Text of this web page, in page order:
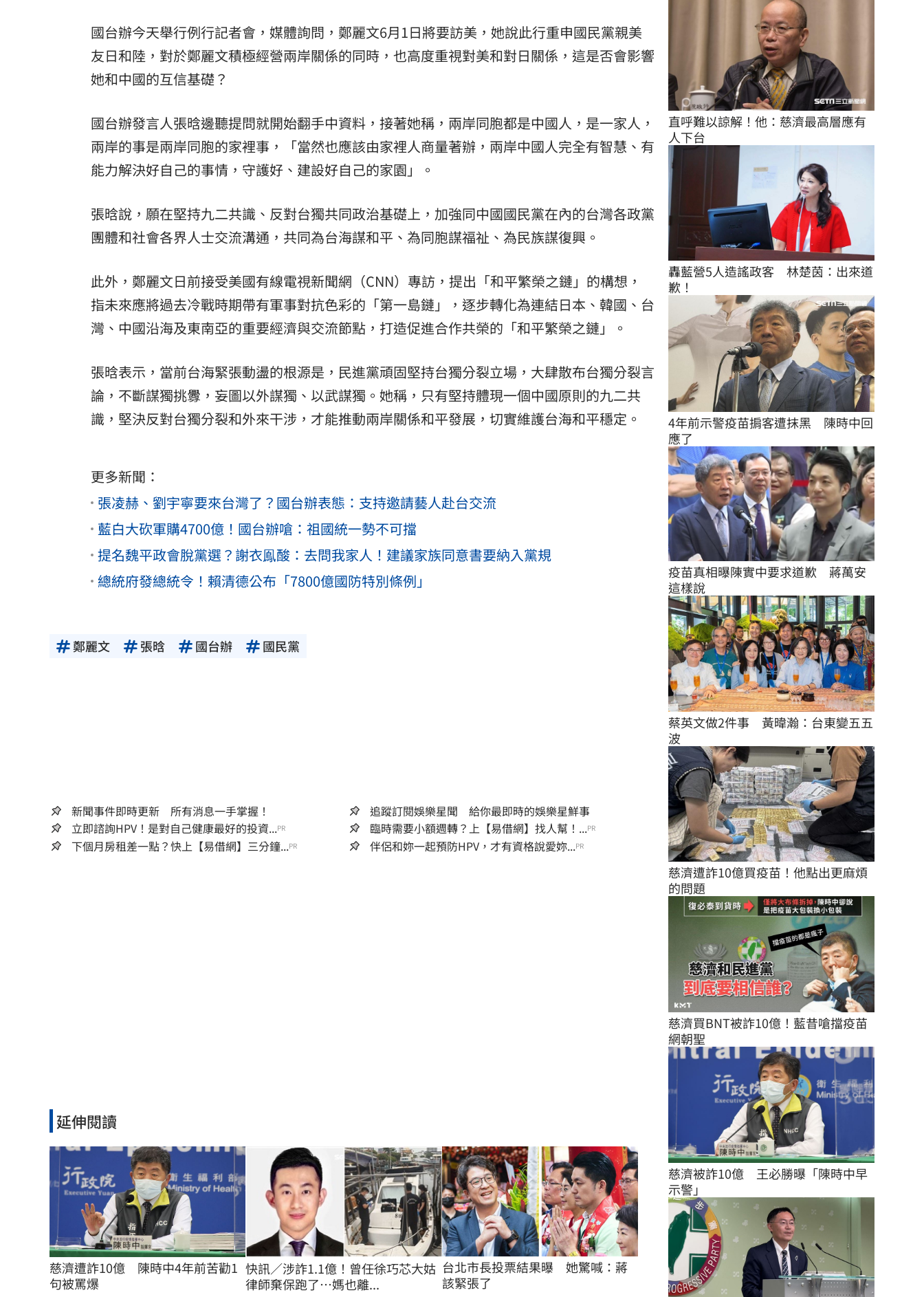
國台辦今天舉行例行記者會，媒體詢問，鄭麗文6月1日將要訪美，她說此行重申國民黨親美
友日和陸，對於鄭麗文積極經營兩岸關係的同時，也高度重視對美和對日關係，這是否會影響
她和中國的互信基礎？
國台辦發言人張晗邊聽提問就開始翻手中資料，接著她稱，兩岸同胞都是中國人，是一家人，
兩岸的事是兩岸同胞的家裡事，「當然也應該由家裡人商量著辦，兩岸中國人完全有智慧、有
能力解決好自己的事情，守護好、建設好自己的家園」。
張晗說，願在堅持九二共識、反對台獨共同政治基礎上，加強同中國國民黨在內的台灣各政黨
團體和社會各界人士交流溝通，共同為台海謀和平、為同胞謀福祉、為民族謀復興。
此外，鄭麗文日前接受美國有線電視新聞網（CNN）專訪，提出「和平繁榮之鏈」的構想，
指未來應將過去冷戰時期帶有軍事對抗色彩的「第一島鏈」，逐步轉化為連結日本、韓國、台
灣、中國沿海及東南亞的重要經濟與交流節點，打造促進合作共榮的「和平繁榮之鏈」。
張晗表示，當前台海緊張動盪的根源是，民進黨頑固堅持台獨分裂立場，大肆散布台獨分裂言
論，不斷謀獨挑釁，妄圖以外謀獨、以武謀獨。她稱，只有堅持體現一個中國原則的九二共
識，堅決反對台獨分裂和外來干涉，才能推動兩岸關係和平發展，切實維護台海和平穩定。
更多新聞：
張凌赫、劉宇寧要來台灣了？國台辦表態：支持邀請藝人赴台交流
藍白大砍軍購4700億！國台辦嗆：祖國統一勢不可擋
提名魏平政會脫黨選？謝衣鳯酸：去問我家人！建議家族同意書要納入黨規
總統府發總統令！賴清德公布「7800億國防特別條例」
鄭麗文 張晗 國台辦 國民黨
新聞事件即時更新 所有消息一手掌握！
追蹤訂閱娛樂星聞 給你最即時的娛樂星鮮事
立即諮詢HPV！是對自己健康最好的投資...PR 臨時需要小額週轉？上【易借網】找人幫！...PR
下個月房租差一點？快上【易借網】三分鐘...PR 伴侶和妳一起預防HPV，才有資格說愛妳...PR
延伸閱讀
慈濟遭詐10億　陳時中4年前苦勸1
句被罵爆
快訊／涉詐1.1億！曾任徐巧芯大姑
律師棄保跑了…媽也離...
台北市長投票結果曝　她驚喊：蔣
該緊張了
直呼難以諒解！他：慈濟最高層應有
人下台
轟藍營5人造謠政客　林楚茵：出來道
歉！
4年前示警疫苗掮客遭抹黑　陳時中回
應了
疫苗真相曝陳實中要求道歉　蔣萬安
這樣說
蔡英文做2件事　黃暐瀚：台東變五五
波
慈濟遭詐10億買疫苗！他點出更麻煩
的問題
慈濟買BNT被詐10億！藍昔嗆擋疫苗
網朝聖
慈濟被詐10億　王必勝曝「陳時中早
示警」